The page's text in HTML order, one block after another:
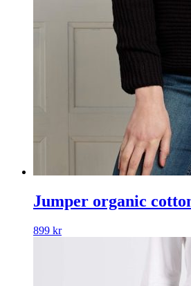
Jumper organic
899 kr